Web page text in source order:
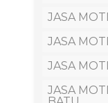
JASA
JASA
JASA
JASA